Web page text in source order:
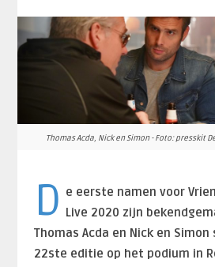
Thomas Acda, Nick en Simon - Foto: presskit
D e eerste namen voor
Live 2020 zijn
Thomas Acda en Nick en
22ste editie op het podium in